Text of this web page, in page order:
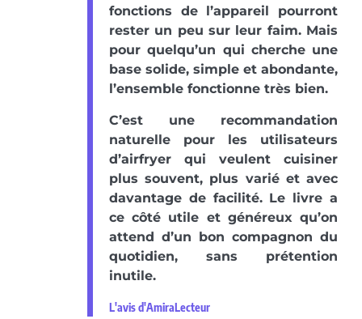
fonctions de l’appareil pourront
rester un peu sur leur faim. Mais
pour quelqu’un qui cherche une
base solide, simple et abondante,
l’ensemble fonctionne très bien.
C’est une recommandation
naturelle pour les utilisateurs
d’airfryer qui veulent cuisiner
plus souvent, plus varié et avec
davantage de facilité. Le livre a
ce côté utile et généreux qu’on
attend d’un bon compagnon du
quotidien, sans prétention
inutile.
L'avis d'AmiraLecteur